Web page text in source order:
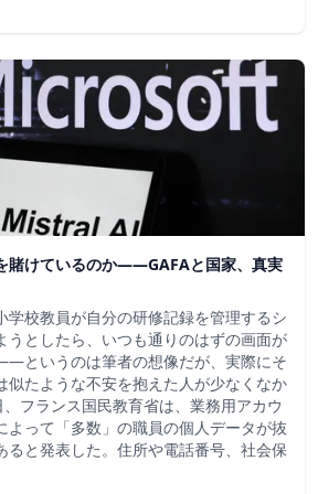
賭けているのか——GAFAと国家、真実
学校教員が自分の研修記録を管理するシ
うとしたら、いつも通りのはずの画面が
というのは筆者の想像だが、実際にそ
似たような不安を抱えた人が少なくなか
フランス国民教育省は、業務用アカウ
よって「多数」の職員の個人データが抜
ると発表した。住所や電話番号、社会保